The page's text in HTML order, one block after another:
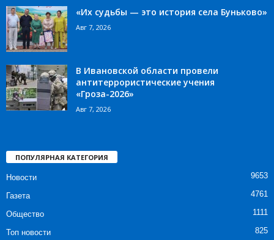
«Их судьбы — это история села Буньково»
Авг 7, 2026
В Ивановской области провели
антитеррористические учения
«Гроза-2026»
Авг 7, 2026
ПОПУЛЯРНАЯ КАТЕГОРИЯ
Новости 9653
Газета 4761
Общество 1111
Топ новости 825